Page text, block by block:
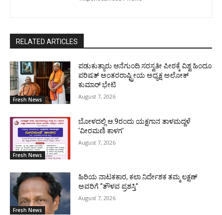
RELATED ARTICLES
Fresh News
ಪಡುಕುತ್ಯಾರು ಆನೆಗುಂದಿ ಸರಸ್ವತೀ ಪೀಠಕ್ಕೆ ವಿಶ್ವ ಹಿಂದೂ
ಪರಿಷತ್ ಅಂತರರಾಷ್ಟ್ರೀಯ ಅಧ್ಯಕ್ಷ ಅಲೋಕ್
ಕುಮಾರ್ ಭೇಟಿ
August 7, 2026
Fresh News
ಬೋಳದಲ್ಲಿ ಆ.9ರಂದು ಯಕ್ಷಗಾನ ತಾಳಮದ್ದಳೆ
‘ವೀರಮಣಿ ಕಾಳಗ’
August 7, 2026
Fresh News
ಹಿರಿಯ ನಾಟಕಕಾರ, ಕಲಾ ನಿರ್ದೇಶಕ ತಮ್ಮ ಲಕ್ಷಣ್
ಅವರಿಗೆ “ತೌಳವ ಪ್ರಶಸ್ತಿ”
August 7, 2026